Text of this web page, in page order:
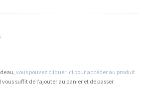
vous pouvez cliquer ici pour accéder au produit
vous suffit de l’ajouter au panier et de passer